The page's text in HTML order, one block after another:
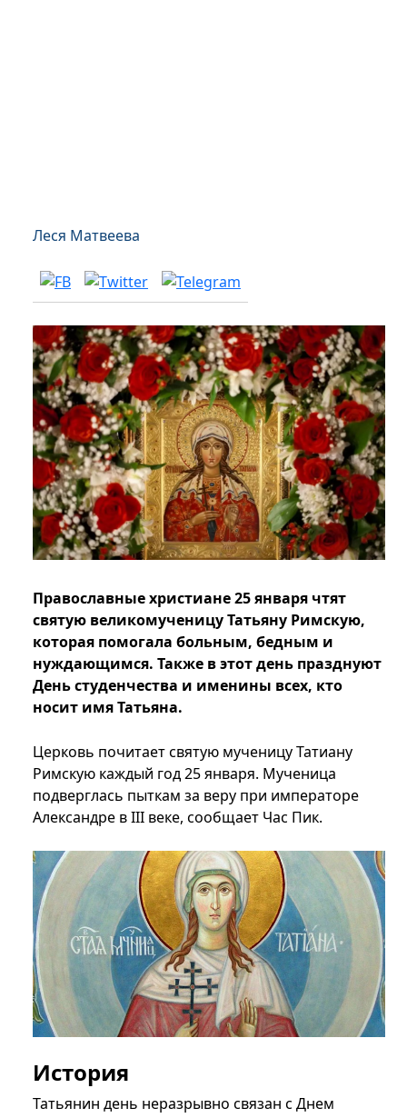
Леся Матвеева
Православные христиане 25 января чтят
святую великомученицу Татьяну Римскую,
которая помогала больным, бедным и
нуждающимся. Также в этот день празднуют
День студенчества и именины всех, кто
носит имя Татьяна.
Церковь почитает святую мученицу Татиану
Римскую каждый год 25 января. Мученица
подверглась пыткам за веру при императоре
Александре в III веке, сообщает Час Пик.
История
Татьянин день неразрывно связан с Днем